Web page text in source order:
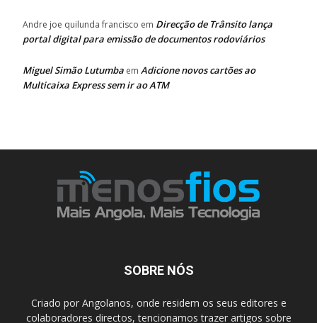
Andre joe quilunda francisco em Direcção de Trânsito lança
portal digital para emissão de documentos rodoviários
Miguel Simão Lutumba em Adicione novos cartões ao
Multicaixa Express sem ir ao ATM
SOBRE NÓS
Criado por Angolanos, onde residem os seus editores e
colaboradores directos, tencionamos trazer artigos sobre